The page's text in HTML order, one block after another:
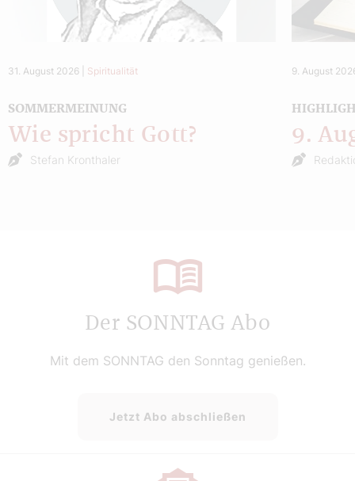
31. August 2026 Spiritualität
SOMMERMEINUNG
Wie spricht Gott?
Stefan Kronthaler
9. August
9.
Der SONNTAG Abo
Mit dem SONNTAG den Sonntag genießen.
Jetzt Abo abschließen